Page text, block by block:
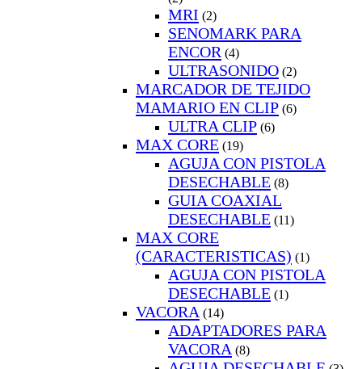
MRI (2)
SENOMARK PARA
ENCOR (4)
ULTRASONIDO (2)
MARCADOR DE TEJIDO
MAMARIO EN CLIP (6)
ULTRA CLIP (6)
MAX CORE (19)
AGUJA CON PISTOLA
DESECHABLE (8)
GUIA COAXIAL
DESECHABLE (11)
MAX CORE
(CARACTERISTICAS) (1)
AGUJA CON PISTOLA
DESECHABLE (1)
VACORA (14)
ADAPTADORES PARA
VACORA (8)